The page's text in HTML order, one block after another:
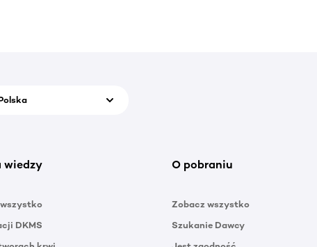
wiedzy
DKMS
O pobraniu
Zobacz wszystko
Szukanie Dawcy